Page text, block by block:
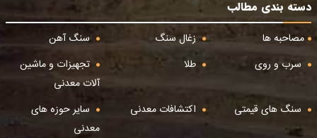
دسته بندی مطالب
مصاحبه ها
زغال سنگ
سنگ آهن
سرب و روی
طلا
تجهیزات و ماشین
آلات معدنی
سنگ های قیمتی
اکتشافات معدنی
سایر حوزه های
معدنی